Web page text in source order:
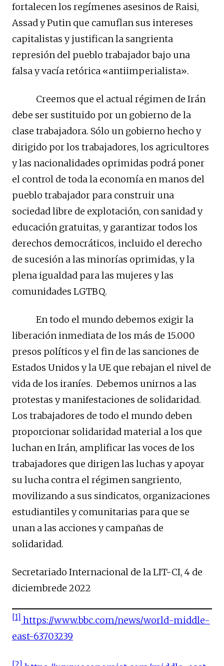
fortalecen los regímenes asesinos de Raisi,
Assad y Putin que camuflan sus intereses
capitalistas y justifican la sangrienta
represión del pueblo trabajador bajo una
falsa y vacía retórica «antiimperialista».
Creemos que el actual régimen de Irán
debe ser sustituido por un gobierno de la
clase trabajadora. Sólo un gobierno hecho y
dirigido por los trabajadores, los agricultores
y las nacionalidades oprimidas podrá poner
el control de toda la economía en manos del
pueblo trabajador para construir una
sociedad libre de explotación, con sanidad y
educación gratuitas, y garantizar todos los
derechos democráticos, incluido el derecho
de sucesión a las minorías oprimidas, y la
plena igualdad para las mujeres y las
comunidades LGTBQ.
En todo el mundo debemos exigir la
liberación inmediata de los más de 15.000
presos políticos y el fin de las sanciones de
Estados Unidos y la UE que rebajan el nivel de
vida de los iraníes. Debemos unirnos a las
protestas y manifestaciones de solidaridad.
Los trabajadores de todo el mundo deben
proporcionar solidaridad material a los que
luchan en Irán, amplificar las voces de los
trabajadores que dirigen las luchas y apoyar
su lucha contra el régimen sangriento,
movilizando a sus sindicatos, organizaciones
estudiantiles y comunitarias para que se
unan a las acciones y campañas de
solidaridad.
Secretariado Internacional de la LIT-CI, 4 de
diciembrede 2022
[1] https://www.bbc.com/news/world-middle-
east-63703239